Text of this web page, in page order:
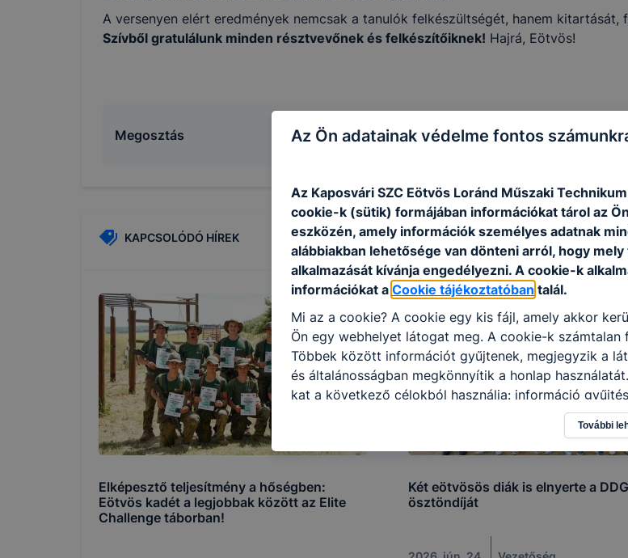
A versenyen elért eredmények nemcsak a tanulók felkészültségét, hanem
Szívből gratulálunk minden résztvevőnek és felkészítőiknek! Hajrá, Eötvös!
Megosztás
KAPCSOLÓDÓ HÍREK
Elképesztő teljesítmény a hőségben:
Eötvös kadét a legjobbak között az Elite
Challenge táborban!
Két eötvösös diák is elnyerte a
ösztöndíját
Az Ön adatainak védelme fontos
Az Kaposvári SZC Eötvös Loránd Műszaki
cookie-k (sütik) formájában információkat tárol az
eszközén, amely információk személyes adatnak
alábbiakban lehetősége van dönteni arról, hogy
alkalmazását kívánja engedélyezni. A cookie-k
információkat a Cookie tájékoztatóban talál.
Mi az a cookie? A cookie egy kis fájl, amely akkor
Ön egy webhelyet látogat meg. A cookie-k számtalan
Többek között információt gyűjtenek, megjegyzik a
és általánosságban megkönnyítik a honlap használatát.
kat a következő célokból használja: információ
hogyan használja Ön a honlapot -annak
részeit látogatja, vagy használja leginkább, így
biztosítsunk Önnek még jobb felhasználói élményt,
cookie-kat? Minden modern böngésző engedélyezi a
változtatását. A legtöbb böngésző
mivel a cookie-k célja honlapunk
További